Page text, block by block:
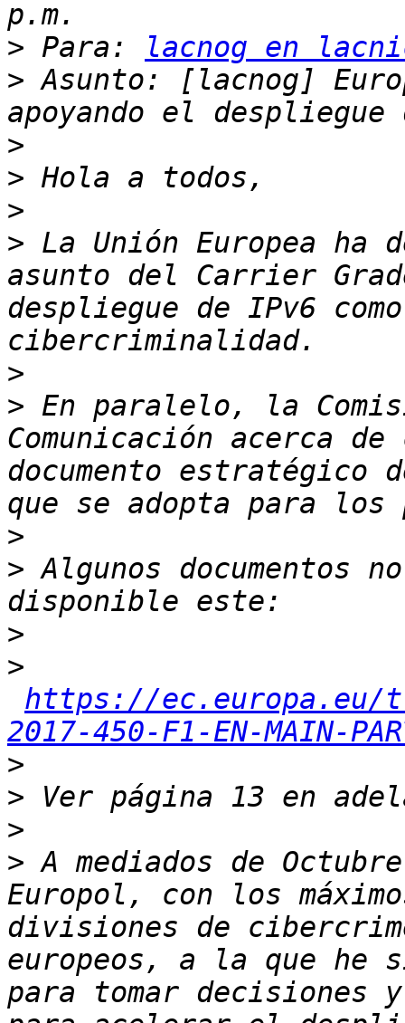
> Para:
lacnog en
> Asunto: [lacnog]
>
>
>
> La Unión Europea
asunto del Carrier
despliegue de IPv6
>
> En paralelo, la
Comunicación acerca
documento estratégico
>
> Algunos documentos
>
>
https://ec.europa.eu/
2017-450-F1-EN-MAIN-
>
>
>
> A mediados de
Europol, con los
divisiones de
europeos, a la que he
para tomar decisiones